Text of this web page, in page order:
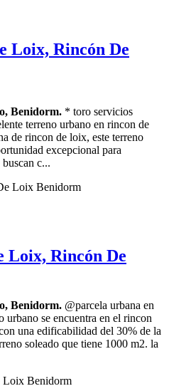
Loix, Rincón De
Benidorm. * toro servicios
terreno urbano en rincon de
de rincon de loix, este terreno
excepcional para
c...
Loix, Rincón De
Benidorm. @parcela urbana en
urbano se encuentra en el rincon
una edificabilidad del 30% de la
soleado que tiene 1000 m2. la